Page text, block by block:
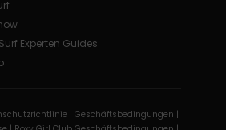
Experten Guides
| Geschäftsbedingungen |